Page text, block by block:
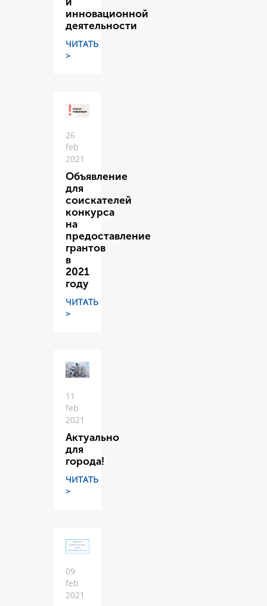
инновационной
деятельности
ЧИТАТЬ
>
26
feb
2021
Объявление
для
соискателей
конкурса
на
предоставление
грантов
в
2021
году
ЧИТАТЬ
>
11
feb
2021
Актуально
для
города!
ЧИТАТЬ
>
09
feb
2021